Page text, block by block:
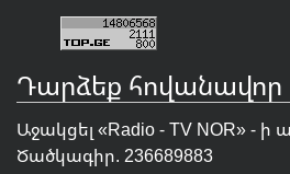
Դարձեք հովանավոր
Աջակցել «Radio - TV NOR» -
Ծածկագիր. 236689883